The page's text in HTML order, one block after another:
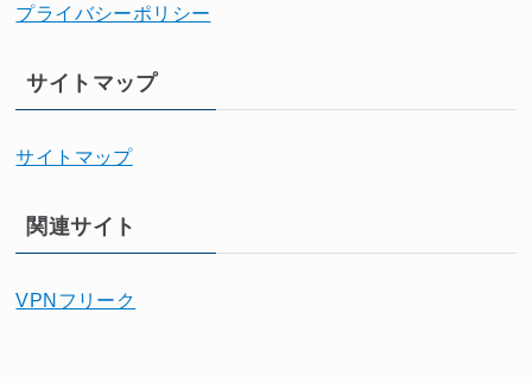
プライバシーポリシー
サイトマップ
サイトマップ
関連サイト
VPNフリーク